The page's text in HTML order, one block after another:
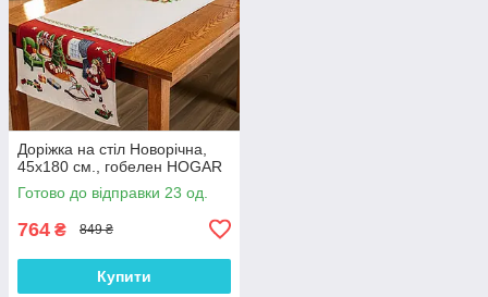
Доріжка на стіл Новорічна,
45x180 см., гобелен HOGAR
Готово до відправки 23 од.
764 ₴ 849 ₴
Купити